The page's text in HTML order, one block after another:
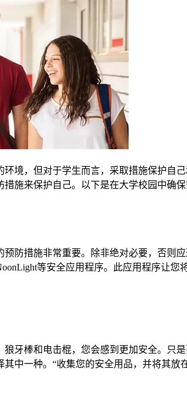
境，但对于学生而言，采取措施保护自
施来保护自己。以下是在大学校园中确保
防措施非常重要。除非绝对必要，否则
等安全应用程序。此应用程序让
牙棒和电击棍，您会感到更加安全。只
中一种。“收集您的安全用品，并将其